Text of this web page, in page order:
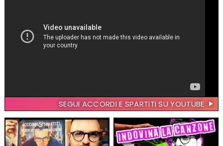
SEGUI ACCORDI E SPARTITI SU YOUTUBE